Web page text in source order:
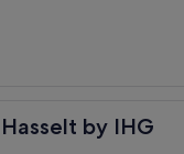
by IHG
IHG